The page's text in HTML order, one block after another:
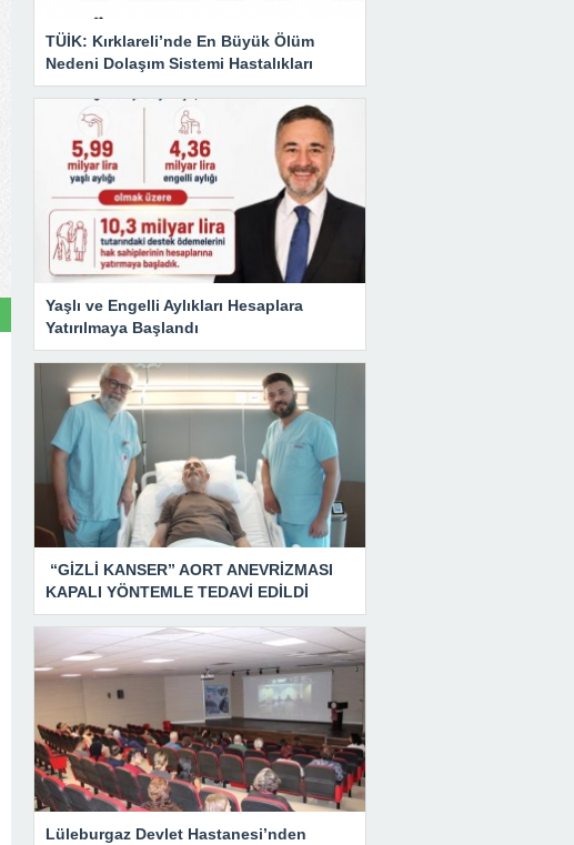
TÜİK: Kırklareli’nde En Büyük Ölüm
Nedeni Dolaşım Sistemi Hastalıkları
Yaşlı ve Engelli Aylıkları Hesaplara
Yatırılmaya Başlandı
“GİZLİ KANSER” AORT ANEVRİZMASI
KAPALI YÖNTEMLE TEDAVİ EDİLDİ
Lüleburgaz Devlet Hastanesi’nden